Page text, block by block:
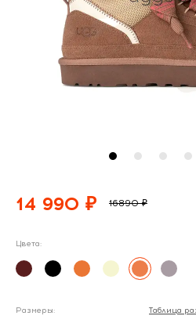
14 990 ₽ 16890 ₽
Цвета:
Размеры: Таблица